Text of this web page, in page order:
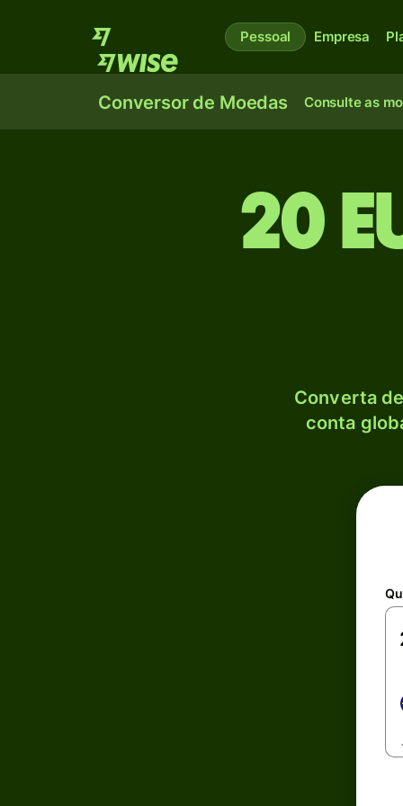
Pessoal Empresa
Conversor de Moedas Consulte as
20
Converta
conta